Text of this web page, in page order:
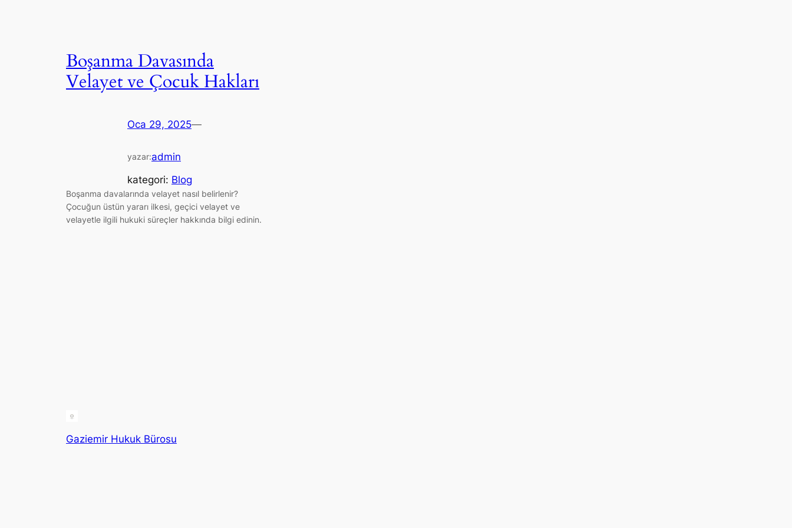
Boşanma Davasında
Velayet ve Çocuk Hakları
Oca 29, 2025—
yazar:admin
kategori: Blog
Boşanma davalarında velayet nasıl belirlenir?
Çocuğun üstün yararı ilkesi, geçici velayet ve
velayetle ilgili hukuki süreçler hakkında bilgi edinin.
Gaziemir Hukuk Bürosu